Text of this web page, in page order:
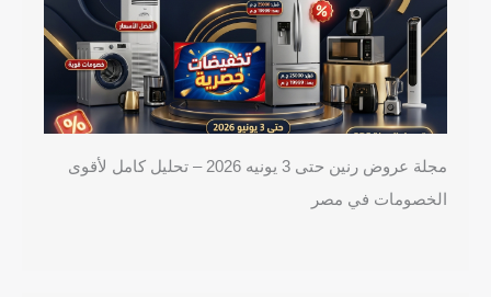
مجلة عروض رنين حتى 3 يونيه 2026 – تحليل كامل لأقوى
الخصومات في مصر